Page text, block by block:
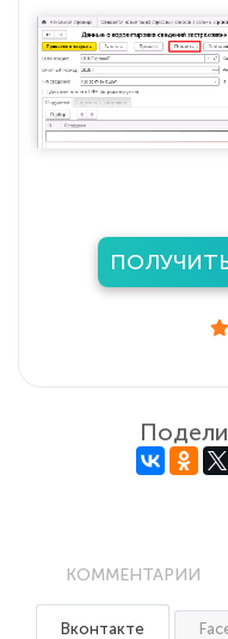
КОММЕНТАРИИ
Вконтакте